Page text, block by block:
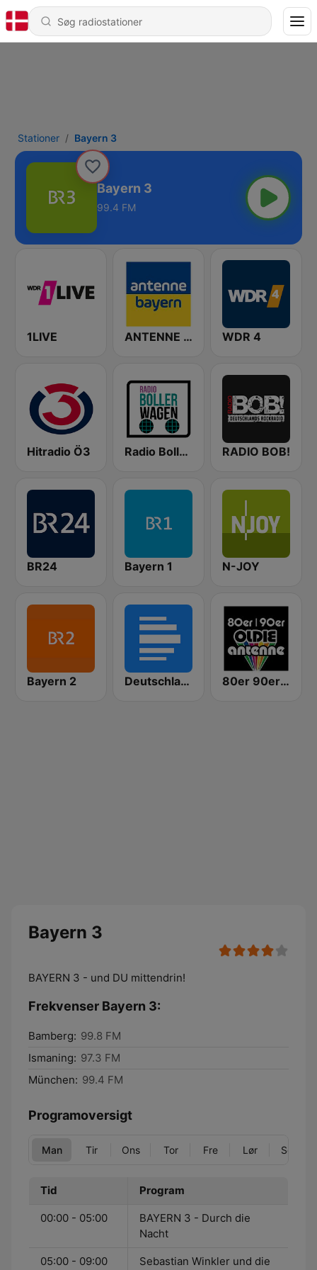
Stationer Bayern 3
Bayern 3
99.4 FM
1LIVE ANTENNE BAYERN WDR 4
Hitradio Ö3 Radio Bollerwagen RADIO BOB!
BR24 Bayern 1 N-JOY
Bayern 2 Deutschlandfunk 80er 90er OLDIE ANTENNE
Bayern 3
BAYERN 3 - und DU mittendrin!
Frekvenser Bayern 3:
Bamberg: 99.8 FM
Ismaning: 97.3 FM
München: 99.4 FM
Programoversigt
Man Tir Ons Tor Fre Lør Søn
Tid Program
00:00 - 05:00
BAYERN 3 - Durch die
Nacht
05:00 - 09:00 Sebastian Winkler und die